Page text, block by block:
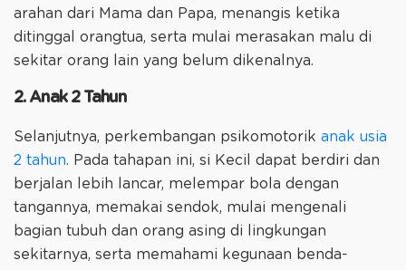
arahan dari Mama dan Papa, menangis ketika
ditinggal orangtua, serta mulai merasakan malu di
sekitar orang lain yang belum dikenalnya.
2. Anak 2 Tahun
Selanjutnya, perkembangan psikomotorik anak usia
2 tahun. Pada tahapan ini, si Kecil dapat berdiri dan
berjalan lebih lancar, melempar bola dengan
tangannya, memakai sendok, mulai mengenali
bagian tubuh dan orang asing di lingkungan
sekitarnya, serta memahami kegunaan benda-